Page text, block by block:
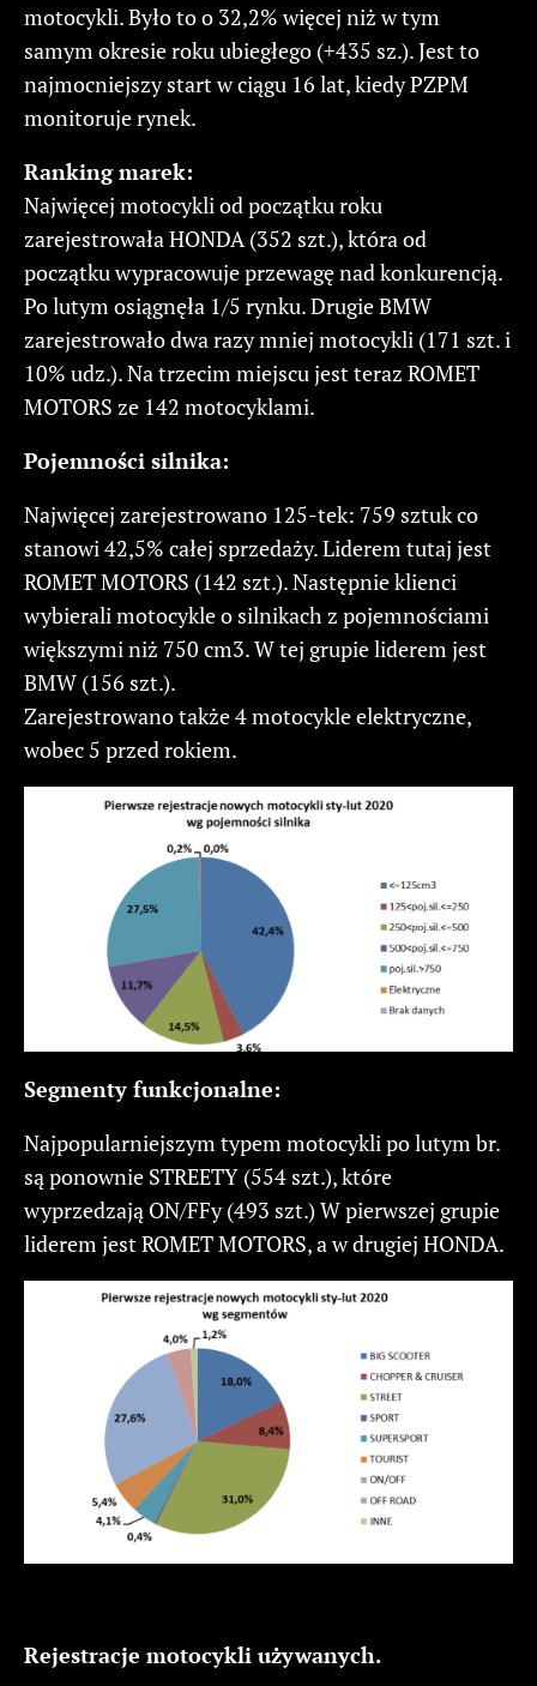
motocykli. Było to o 32,2% więcej niż w tym
samym okresie roku ubiegłego (+435 sz.). Jest to
najmocniejszy start w ciągu 16 lat, kiedy PZPM
monitoruje rynek.
Ranking marek:
Najwięcej motocykli od początku roku
zarejestrowała HONDA (352 szt.), która od
początku wypracowuje przewagę nad konkurencją.
Po lutym osiągnęła 1/5 rynku. Drugie BMW
zarejestrowało dwa razy mniej motocykli (171 szt. i
10% udz.). Na trzecim miejscu jest teraz ROMET
MOTORS ze 142 motocyklami.
Pojemności silnika:
Najwięcej zarejestrowano 125-tek: 759 sztuk co
stanowi 42,5% całej sprzedaży. Liderem tutaj jest
ROMET MOTORS (142 szt.). Następnie klienci
wybierali motocykle o silnikach z pojemnościami
większymi niż 750 cm3. W tej grupie liderem jest
BMW (156 szt.).
Zarejestrowano także 4 motocykle elektryczne,
wobec 5 przed rokiem.
Segmenty funkcjonalne:
Najpopularniejszym typem motocykli po lutym br.
są ponownie STREETY (554 szt.), które
wyprzedzają ON/FFy (493 szt.) W pierwszej grupie
liderem jest ROMET MOTORS, a w drugiej HONDA.
Rejestracje motocykli używanych.